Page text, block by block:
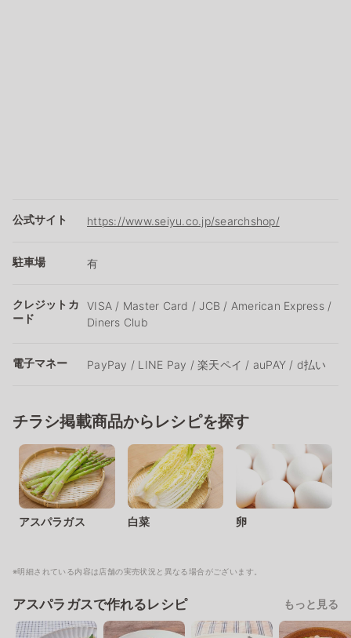
公式サイト https://www.seiyu.co.jp/searchshop/
駐車場 有
クレジットカ
ード
VISA / Master Card / JCB / American Express /
Diners Club
電子マネー PayPay / LINE Pay / 楽天ペイ / auPAY / d払い
チラシ掲載商品からレシピを探す
アスパラガス 白菜 卵
※明細されている内容は店舗の実売状況と異なる場合がございます。
アスパラガスで作れるレシピ もっと見る